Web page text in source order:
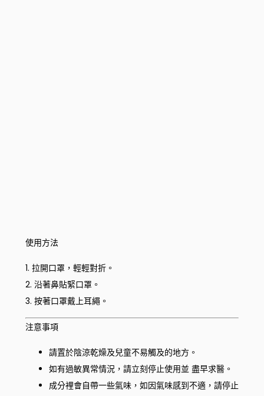
使用方法
1. 拉開口罩，輕輕對折。
2. 沿著鼻貼緊口罩。
3. 按著口罩戴上耳繩。
注意事項
請置於陰涼乾燥及兒童不易觸及的地方。
如有過敏異常情況，請立刻停止使用並 盡早求醫。
成分裡會自帶一些氣味，如因氣味感到不適，請停止